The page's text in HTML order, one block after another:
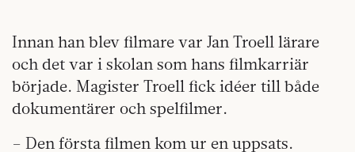
Innan han blev filmare var Jan Troell lärare
och det var i skolan som hans filmkarriär
började. Magister Troell fick idéer till både
dokumentärer och spelfilmer.
– Den första filmen kom ur en uppsats.